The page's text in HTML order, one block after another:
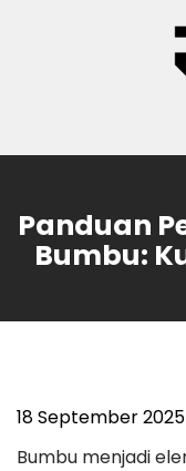
Panduan
Bumbu:
18 September 2025
Bumbu menjadi